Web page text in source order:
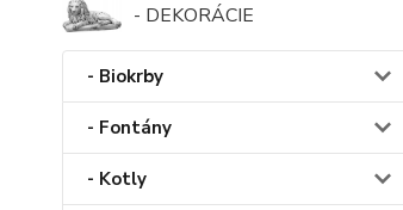
- DEKORÁCIE
- Biokrby
- Fontány
- Kotly